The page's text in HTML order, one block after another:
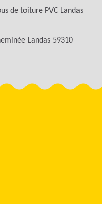
de toiture PVC Landas
Landas 59310